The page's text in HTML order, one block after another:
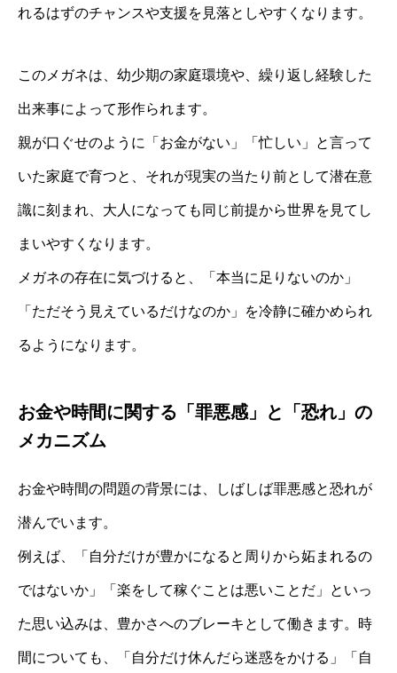
れるはずのチャンスや支援を見落としやすくなります。
このメガネは、幼少期の家庭環境や、繰り返し経験した
出来事によって形作られます。
親が口ぐせのように「お金がない」「忙しい」と言って
いた家庭で育つと、それが現実の当たり前として潜在意
識に刻まれ、大人になっても同じ前提から世界を見てし
まいやすくなります。
メガネの存在に気づけると、「本当に足りないのか」
「ただそう見えているだけなのか」を冷静に確かめられ
るようになります。
お金や時間に関する「罪悪感」と「恐れ」の
メカニズム
お金や時間の問題の背景には、しばしば罪悪感と恐れが
潜んでいます。
例えば、「自分だけが豊かになると周りから妬まれるの
ではないか」「楽をして稼ぐことは悪いことだ」といっ
た思い込みは、豊かさへのブレーキとして働きます。時
間についても、「自分だけ休んだら迷惑をかける」「自